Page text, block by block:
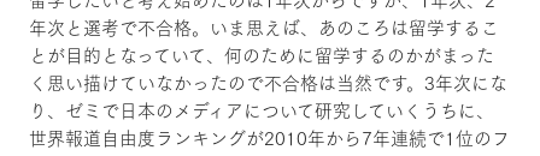
年次と選考で不合格。いま思えば、あのころは留学するこ
とが目的となっていて、何のために留学するのかがまった
く思い描けていなかったので不合格は当然です。3年次にな
り、ゼミで日本のメディアについて研究していくうちに、
世界報道自由度ランキングが2010年から7年連続で1位のフ